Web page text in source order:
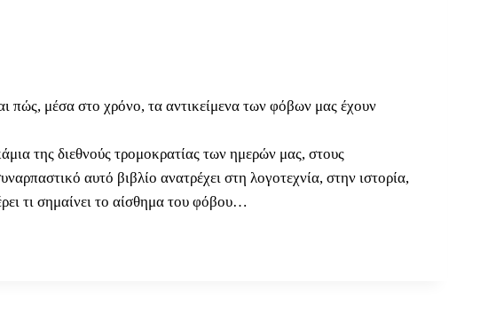
πώς, μέσα στο χρόνο, τα αντικείμενα των φόβων μας έχουν
της διεθνούς τρομοκρατίας των ημερών μας, στους
αυτό βιβλίο ανατρέχει στη λογοτεχνία, στην ιστορία,
τι σημαίνει το αίσθημα του φόβου…